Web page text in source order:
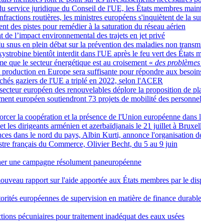
service juridique du Conseil de l'UE, les États membres
routières, les ministres européens s'inquiètent de la
des pistes pour remédier à la saturation du réseau aérien
de l’impact environnemental des trajets en jet privé
snus en plein débat sur la prévention des maladies non
bientôt interdit dans l'UE après le feu vert des États
que le secteur énergétique est au croisement « des
en Europe sera suffisante pour répondre aux
gaziers de l'UE a triplé en 2022, selon l'ACER
européen des renouvelables déplore la proposition de
européen soutiendront 73 projets de mobilité des
la coopération et la présence de l'Union européenne dans
les dirigeants arménien et azerbaïdjanais le 21 juillet à
dans le nord du pays, Albin Kurti, annonce l'organisation
français du Commerce, Olivier Becht, du 5 au 9 juin
une campagne résolument paneuropéenne
rapport sur l'aide apportée aux États membres par le
européennes de supervision en matière de finance durable
pécuniaires pour traitement inadéquat des eaux usées